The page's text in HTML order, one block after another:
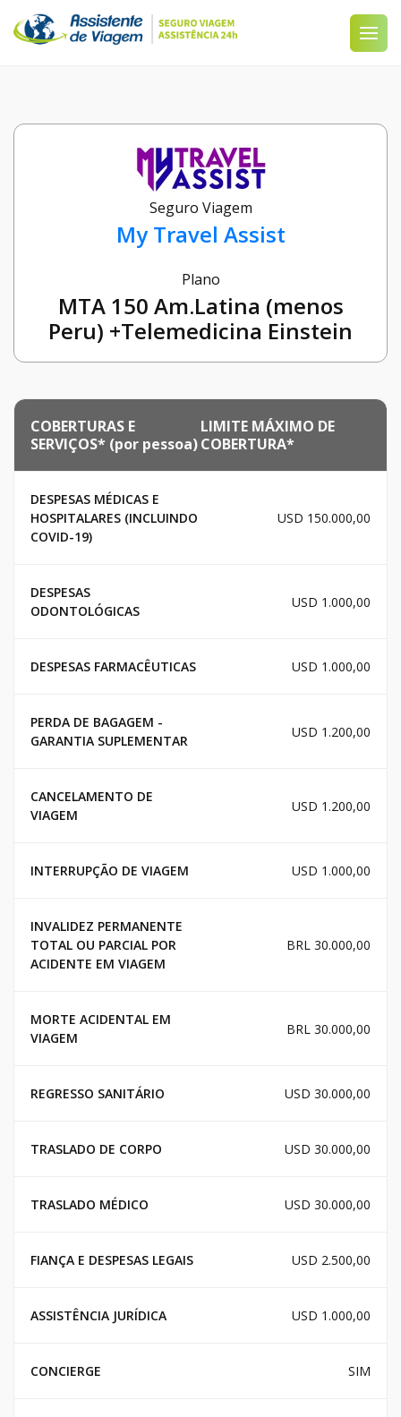
Seguro Viagem
My Travel Assist
Plano
MTA 150 Am.Latina (menos
Peru) +Telemedicina Einstein
COBERTURAS E
SERVIÇOS* (por pessoa)
LIMITE MÁXIMO DE
COBERTURA*
DESPESAS MÉDICAS E
HOSPITALARES (INCLUINDO
COVID-19)
USD 150.000,00
DESPESAS
ODONTOLÓGICAS
USD 1.000,00
DESPESAS FARMACÊUTICAS USD 1.000,00
PERDA DE BAGAGEM -
GARANTIA SUPLEMENTAR
USD 1.200,00
CANCELAMENTO DE
VIAGEM
USD 1.200,00
INTERRUPÇÃO DE VIAGEM USD 1.000,00
INVALIDEZ PERMANENTE
TOTAL OU PARCIAL POR
ACIDENTE EM VIAGEM
BRL 30.000,00
MORTE ACIDENTAL EM
VIAGEM
BRL 30.000,00
REGRESSO SANITÁRIO USD 30.000,00
TRASLADO DE CORPO USD 30.000,00
TRASLADO MÉDICO USD 30.000,00
FIANÇA E DESPESAS LEGAIS USD 2.500,00
ASSISTÊNCIA JURÍDICA USD 1.000,00
CONCIERGE SIM